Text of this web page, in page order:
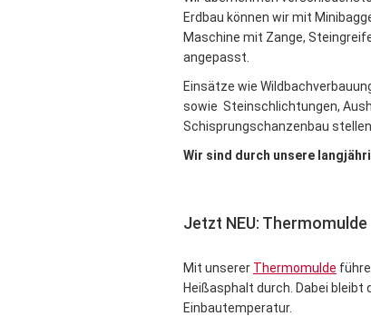
Erdbau können wir mit
Maschine mit Zange,
angepasst.
Einsätze wie
sowie Steinschlichtungen,
Schisprungschanzenbau
Wir sind durch unsere
Jetzt NEU: Thermomulde
Mit unserer Thermomulde
Heißasphalt durch. Dabei
Einbautemperatur.